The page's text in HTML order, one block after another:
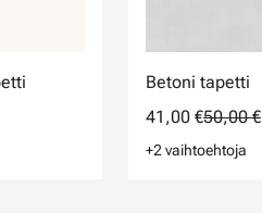
Betoni tapetti
41,00 €50,00 €
+2 vaihtoehtoja